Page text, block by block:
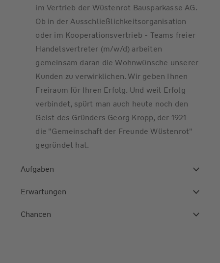
im Vertrieb der Wüstenrot Bausparkasse AG.
Ob in der Ausschließlichkeitsorganisation
oder im Kooperationsvertrieb - Teams freier
Handelsvertreter (m/w/d) arbeiten
gemeinsam daran die Wohnwünsche unserer
Kunden zu verwirklichen. Wir geben Ihnen
Freiraum für Ihren Erfolg. Und weil Erfolg
verbindet, spürt man auch heute noch den
Geist des Gründers Georg Kropp, der 1921
die "Gemeinschaft der Freunde Wüstenrot"
gegründet hat.
Aufgaben
Erwartungen
Chancen